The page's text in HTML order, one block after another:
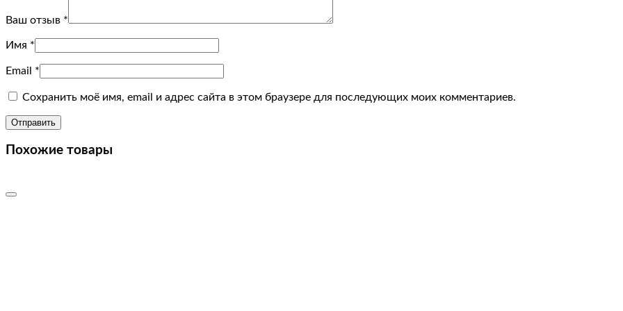
Ваш отзыв *
Имя *
Email *
Сохранить моё имя, email и адрес сайта в этом браузере для последующих моих комментариев.
Похожие товары